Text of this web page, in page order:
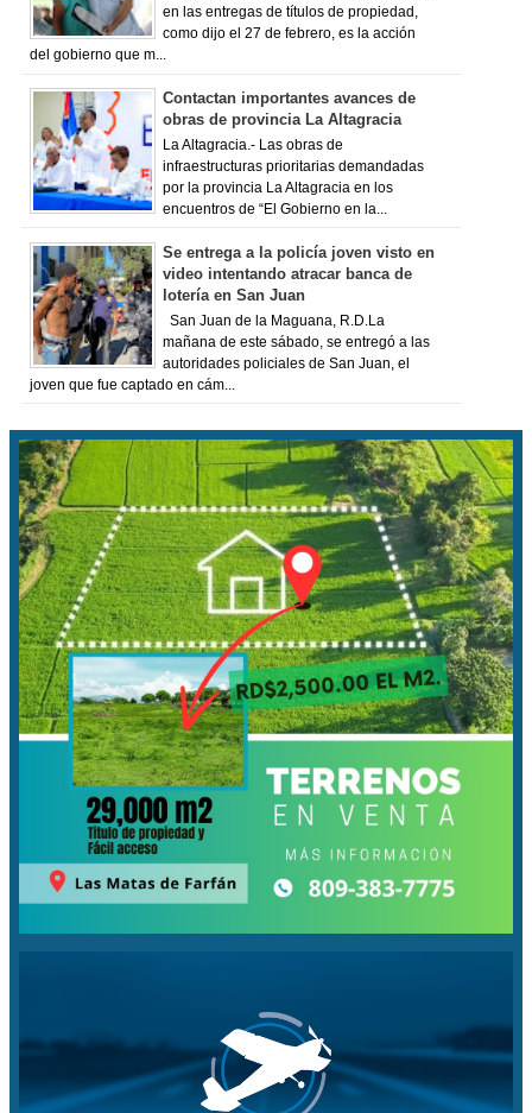
en las entregas de títulos de propiedad,
como dijo el 27 de febrero, es la acción
del gobierno que m...
Contactan importantes avances de
obras de provincia La Altagracia
La Altagracia.- Las obras de
infraestructuras prioritarias demandadas
por la provincia La Altagracia en los
encuentros de “El Gobierno en la...
Se entrega a la policía joven visto en
video intentando atracar banca de
lotería en San Juan
San Juan de la Maguana, R.D.La
mañana de este sábado, se entregó a las
autoridades policiales de San Juan, el
joven que fue captado en cám...